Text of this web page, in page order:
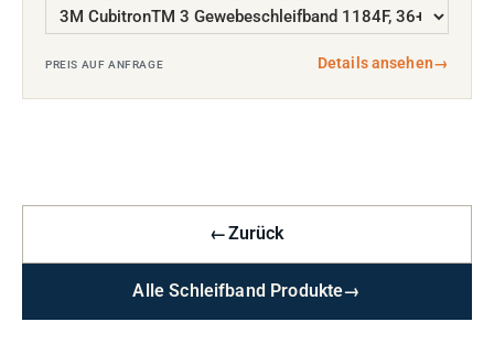
PREIS AUF ANFRAGE Details ansehen→
←Zurück
Alle Schleifband Produkte→